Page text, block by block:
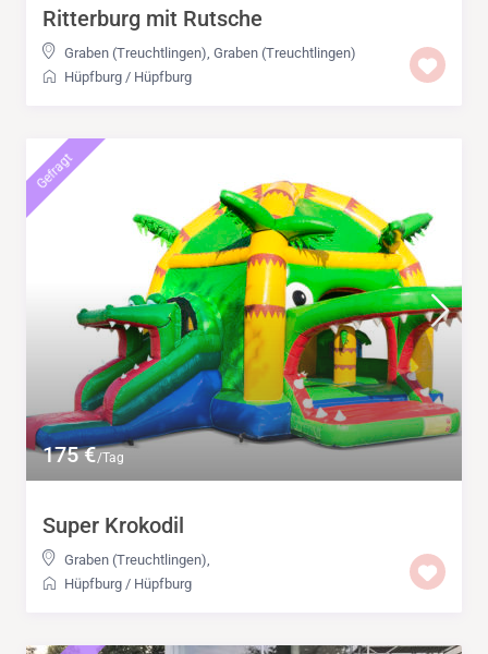
Ritterburg mit Rutsche
Graben (Treuchtlingen), Graben (Treuchtlingen)
Hüpfburg / Hüpfburg
175 €/Tag
Gefragt
Super Krokodil
Graben (Treuchtlingen),
Hüpfburg / Hüpfburg